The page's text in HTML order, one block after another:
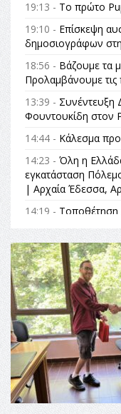
19:13 - Το πρώτο
19:10 - Επίσκεψη
δημοσιογράφων
18:56 - Βάζουμε τα
Προλαμβάνουμε τις
13:39 - Συνέντευξη
Φουντουκίδη στον
14:44 - Κάλεσμα
14:23 - Όλη η
εγκατάσταση
| Αρχαία Έδεσσα,
14:19 - Τοποθέτηση
Αναθεώρηση του
θεσμικές
στις επόμενες
16:35 -Το
Champions League!
16:27 -Όλυμπος:
Κληρονομιάς της
Όλυμπος
αγαθό εξέχουσας
ανθρωπότητα
16:18 -
ΕΝΟΡΙΑΚΕΣ
ΣΤΗΝ ΕΔΕΣΣΑ